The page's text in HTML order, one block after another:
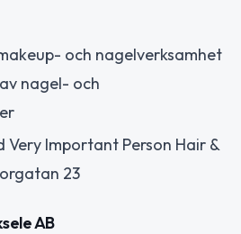
och nagelverksamhet
nagel- och
Very Important Person Hair &
23
AB